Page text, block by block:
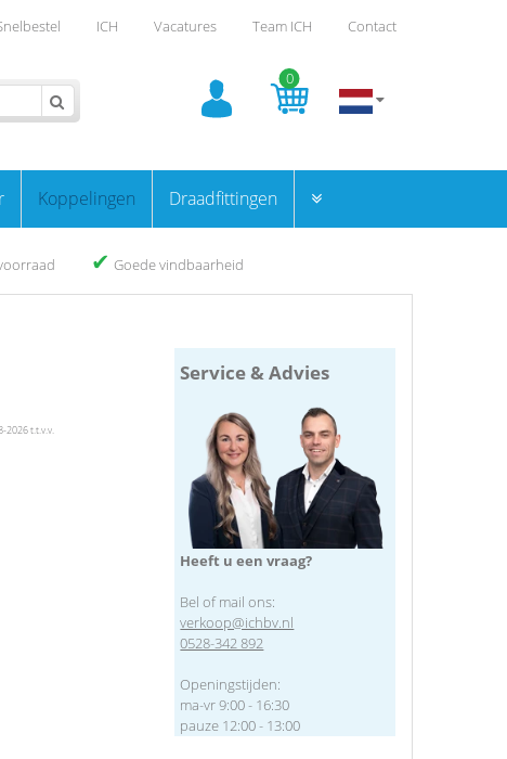
ICH Vacatures Team ICH Contact
0
Koppelingen Draadfittingen
✔ Goede vindbaarheid
2026 t.t.v.v.
Service & Advies
Heeft u een vraag?
Bel of mail ons:
verkoop@ichbv.nl
0528-342 892
Openingstijden:
ma-vr 9:00 - 16:30
pauze 12:00 - 13:00